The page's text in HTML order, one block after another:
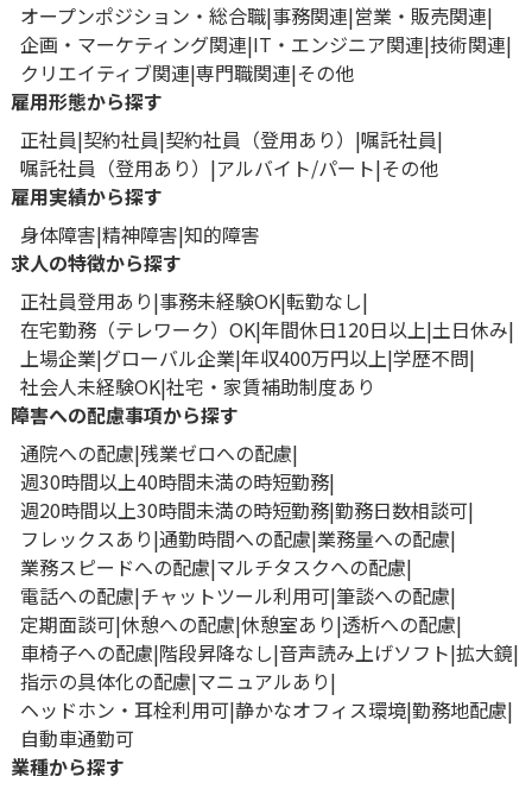
オープンポジション・総合職 事務関連 営業・販売関連
企画・マーケティング関連 IT・エンジニア関連 技術関連
クリエイティブ関連 専門職関連 その他
雇用形態から探す
正社員 契約社員 契約社員（登用あり）
嘱託社員
嘱託社員（登用あり）
アルバイト/パート その他
雇用実績から探す
身体障害 精神障害 知的障害
求人の特徴から探す
正社員登用あり 事務未経験OK 転勤なし
在宅勤務（テレワーク）OK 年間休日120日以上 土日休み
上場企業 グローバル企業 年収400万円以上 学歴不問
社会人未経験OK 社宅・家賃補助制度あり
障害への配慮事項から探す
通院への配慮 残業ゼロへの配慮
週30時間以上40時間未満の時短勤務
週20時間以上30時間未満の時短勤務 勤務日数相談可
フレックスあり 通勤時間への配慮 業務量への配慮
業務スピードへの配慮 マルチタスクへの配慮
電話への配慮 チャットツール利用可 筆談への配慮
定期面談可 休憩への配慮 休憩室あり 透析への配慮
車椅子への配慮 階段昇降なし 音声読み上げソフト 拡大鏡
指示の具体化の配慮 マニュアルあり
ヘッドホン・耳栓利用可 静かなオフィス環境 勤務地配慮
自動車通勤可
業種から探す